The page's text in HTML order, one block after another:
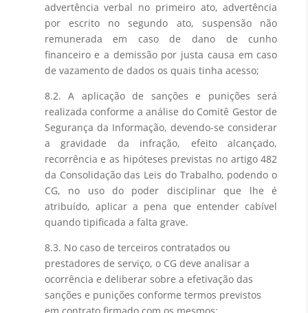
advertência verbal no primeiro ato, advertência
por escrito no segundo ato, suspensão não
remunerada em caso de dano de cunho
financeiro e a demissão por justa causa em caso
de vazamento de dados os quais tinha acesso;
8.2. A aplicação de sanções e punições será
realizada conforme a análise do Comitê Gestor de
Segurança da Informação, devendo-se considerar
a gravidade da infração, efeito alcançado,
recorrência e as hipóteses previstas no artigo 482
da Consolidação das Leis do Trabalho, podendo o
CG, no uso do poder disciplinar que lhe é
atribuído, aplicar a pena que entender cabível
quando tipificada a falta grave.
8.3. No caso de terceiros contratados ou
prestadores de serviço, o CG deve analisar a
ocorrência e deliberar sobre a efetivação das
sanções e punições conforme termos previstos